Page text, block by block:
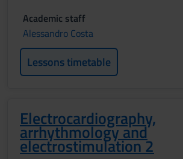
Academic staff
Alessandro Costa
Lessons timetable
Electrocardiography,
arrhythmology and
electrostimulation 2